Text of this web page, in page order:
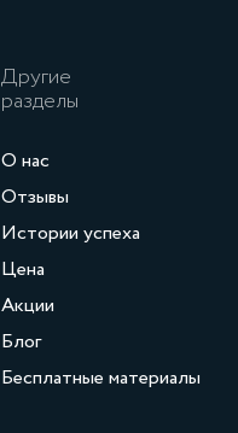
Другие
разделы
О нас
Отзывы
Истории успеха
Цена
Акции
Блог
Бесплатные материалы